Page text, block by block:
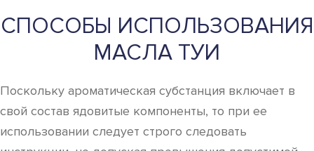
СПОСОБЫ ИСПОЛЬЗОВАНИЯ
МАСЛА ТУИ
Поскольку ароматическая субстанция включает в
свой состав ядовитые компоненты, то при ее
использовании следует строго следовать